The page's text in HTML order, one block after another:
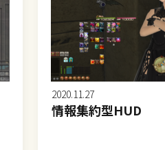
2020.11.27
情報集約型HUD